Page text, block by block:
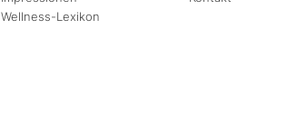
Wellness-Lexikon